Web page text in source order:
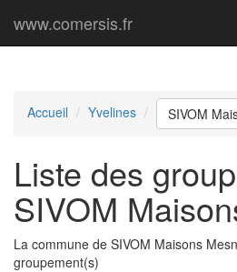
www.comersis.fr
Accueil Yvelines SIVOM
Liste des
SIVOM
La commune de SIVOM Maisons
groupement(s)